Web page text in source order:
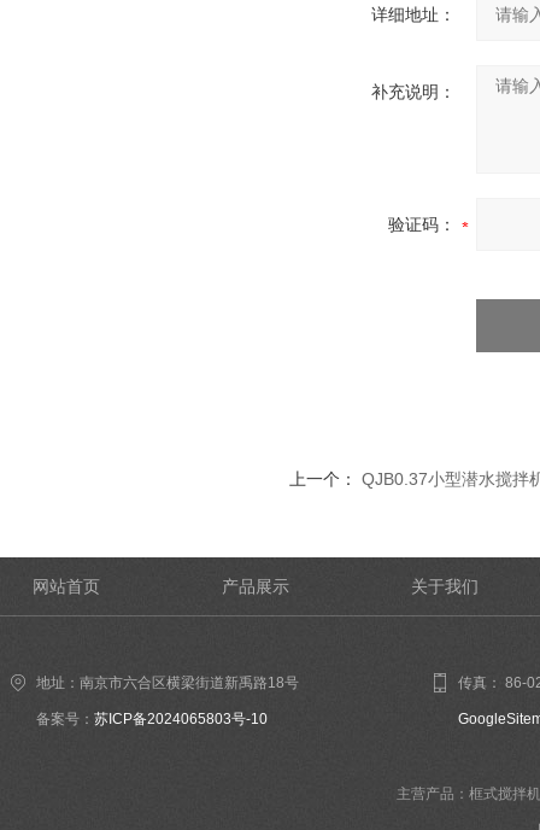
详细地址：
补充说明：
验证码：
上一个： QJB0.37小型潜水搅拌
网站首页 产品展示 关于我们
地址：南京市六合区横梁街道新禹路18号
备案号： 苏ICP备2024065803号-10
传真： 86-
主营产品：框式搅拌